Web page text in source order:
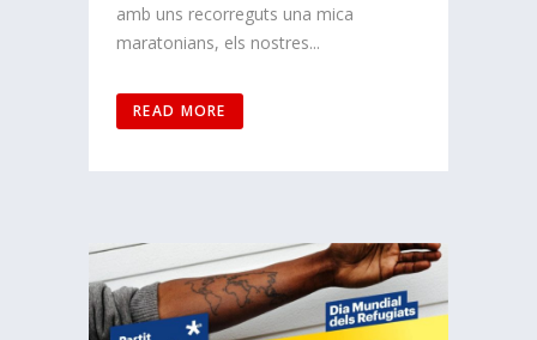
amb uns recorreguts una mica
maratonians, els nostres...
READ MORE